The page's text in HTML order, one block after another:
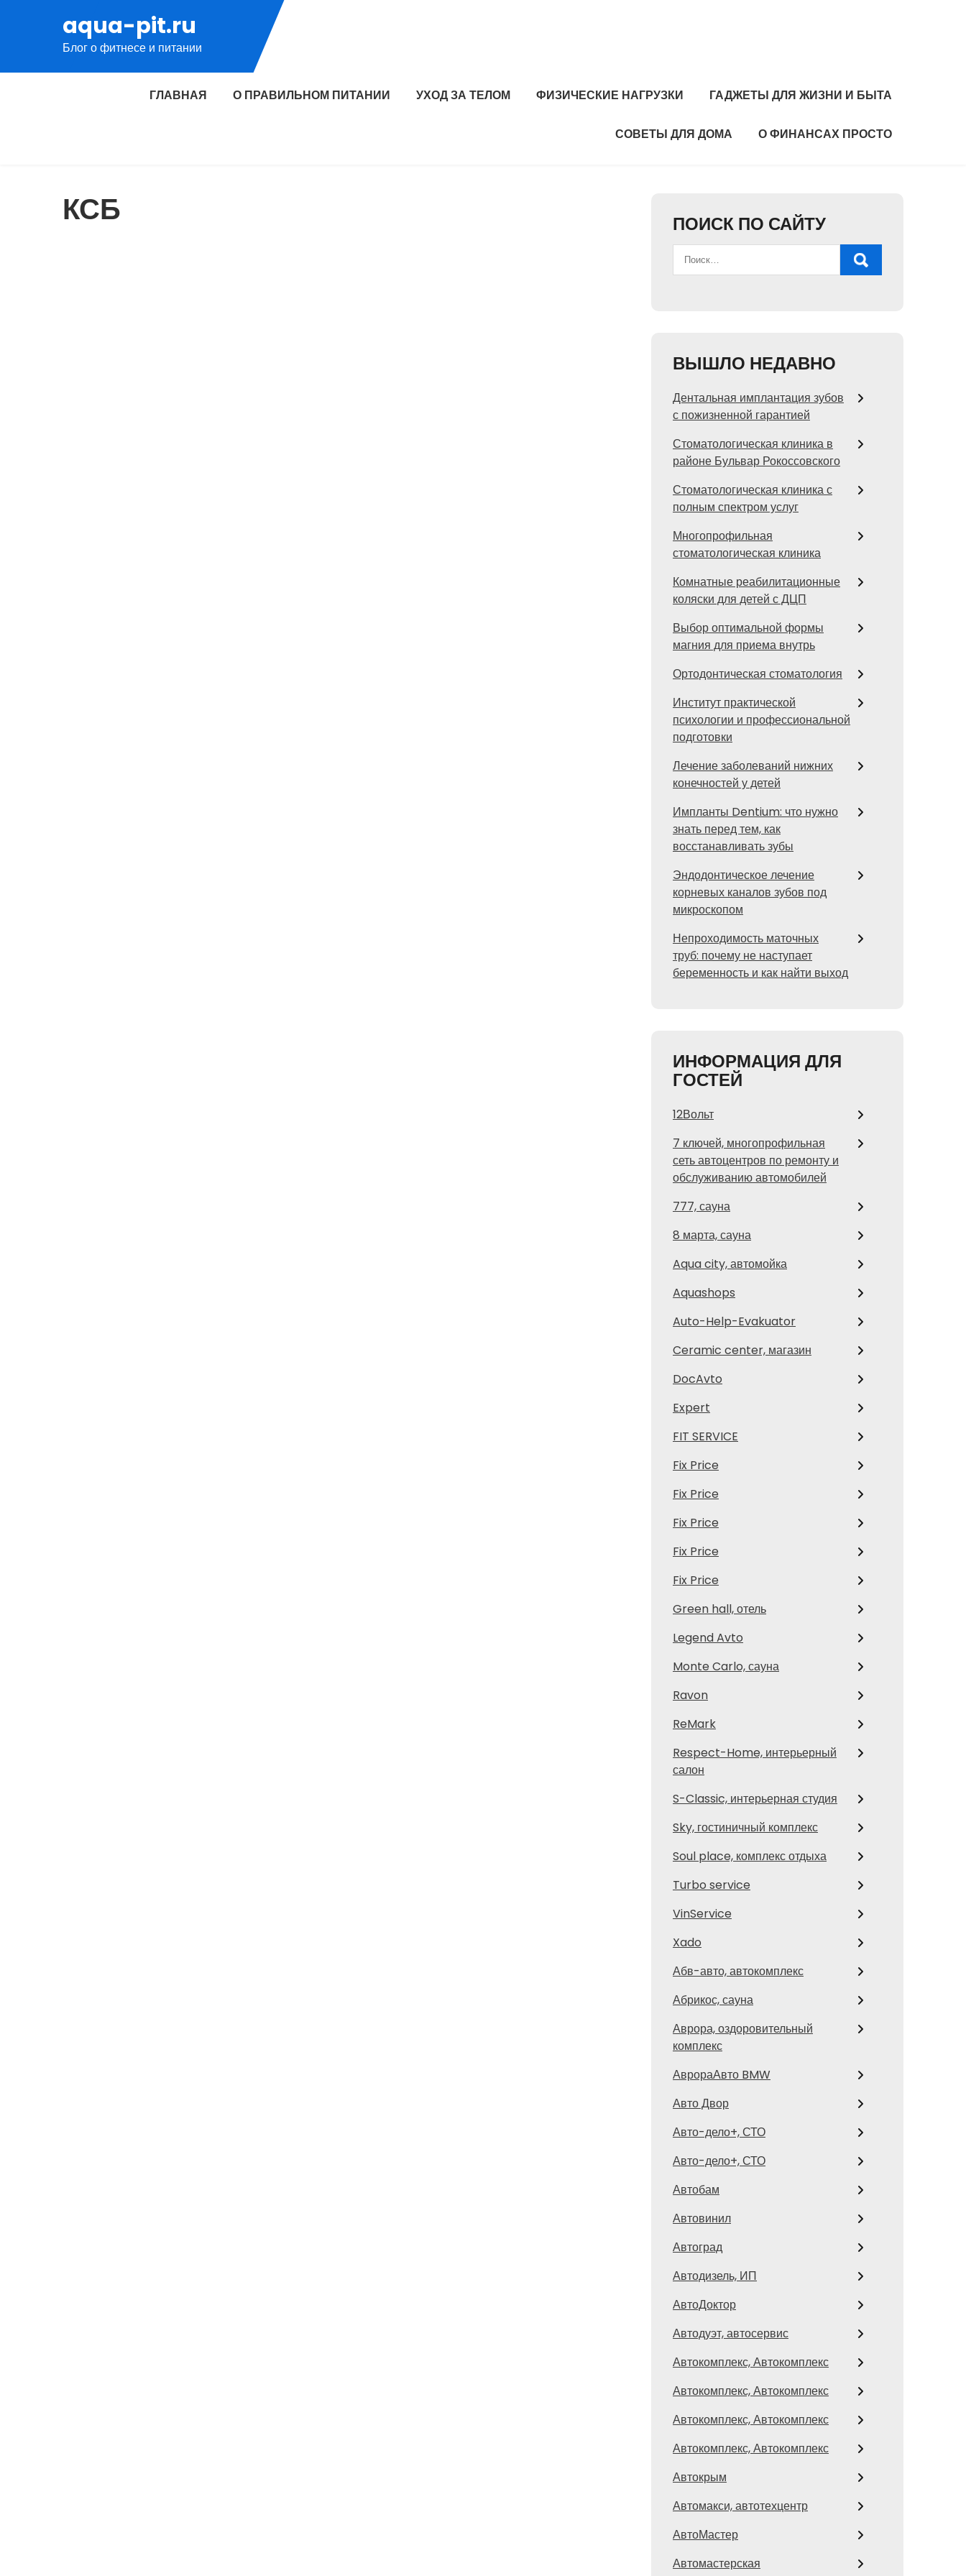
содержимому
aqua-pit.ru
Блог о фитнесе и питании
ГЛАВНАЯ О ПРАВИЛЬНОМ ПИТАНИИ УХОД ЗА ТЕЛОМ ФИЗИЧЕСКИЕ НАГРУЗКИ ГАДЖЕТЫ ДЛЯ ЖИЗНИ И БЫТА
СОВЕТЫ ДЛЯ ДОМА О ФИНАНСАХ ПРОСТО
КСБ ПОИСК ПО САЙТУ
ВЫШЛО НЕДАВНО
Дентальная имплантация зубов
с пожизненной гарантией
Стоматологическая клиника в
районе Бульвар Рокоссовского
Стоматологическая клиника с
полным спектром услуг
Многопрофильная
стоматологическая клиника
Комнатные реабилитационные
коляски для детей с ДЦП
Выбор оптимальной формы
магния для приема внутрь
Ортодонтическая стоматология
Институт практической
психологии и профессиональной
подготовки
Лечение заболеваний нижних
конечностей у детей
Импланты Dentium: что нужно
знать перед тем, как
восстанавливать зубы
Эндодонтическое лечение
корневых каналов зубов под
микроскопом
Непроходимость маточных
труб: почему не наступает
беременность и как найти выход
ИНФОРМАЦИЯ ДЛЯ
ГОСТЕЙ
12Вольт
7 ключей, многопрофильная
сеть автоцентров по ремонту и
обслуживанию автомобилей
777, сауна
8 марта, сауна
Aqua city, автомойка
Aquashops
Auto-Help-Evakuator
Ceramic center, магазин
DocAvto
Expert
FIT SERVICE
Fix Price
Fix Price
Fix Price
Fix Price
Fix Price
Green hall, отель
Legend Avto
Monte Carlo, сауна
Ravon
ReMark
Respect-Home, интерьерный
салон
S-Classic, интерьерная студия
Sky, гостиничный комплекс
Soul place, комплекс отдыха
Turbo service
VinService
Xado
Абв-авто, автокомплекс
Абрикос, сауна
Аврора, оздоровительный
комплекс
АврораАвто BMW
Авто Двор
Авто-дело+, СТО
Авто-дело+, СТО
Автобам
Автовинил
Автоград
Автодизель, ИП
АвтоДоктор
Автодуэт, автосервис
Автокомплекс, Автокомплекс
Автокомплекс, Автокомплекс
Автокомплекс, Автокомплекс
Автокомплекс, Автокомплекс
Автокрым
Автомакси, автотехцентр
АвтоМастер
Автомастерская